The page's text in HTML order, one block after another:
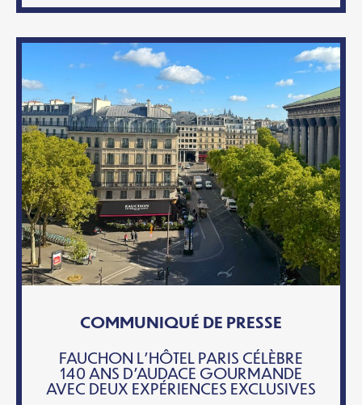
COMMUNIQUÉ DE PRESSE
FAUCHON L’HÔTEL PARIS CÉLÈBRE
140 ANS D’AUDACE GOURMANDE
AVEC DEUX EXPÉRIENCES EXCLUSIVES